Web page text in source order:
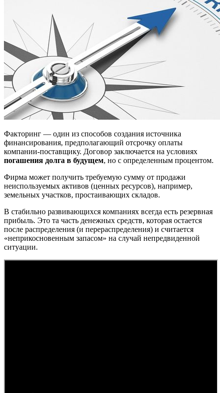
Факторинг — один из способов создания источника
финансирования, предполагающий отсрочку оплаты
компании-поставщику. Договор заключается на условиях
погашения долга в будущем, но с определенным процентом.
Фирма может получить требуемую сумму от продажи
неиспользуемых активов (ценных ресурсов), например,
земельных участков, простаивающих складов.
В стабильно развивающихся компаниях всегда есть резервная
прибыль. Это та часть денежных средств, которая остается
после распределения (и перераспределения) и считается
«неприкосновенным запасом» на случай непредвиденной
ситуации.